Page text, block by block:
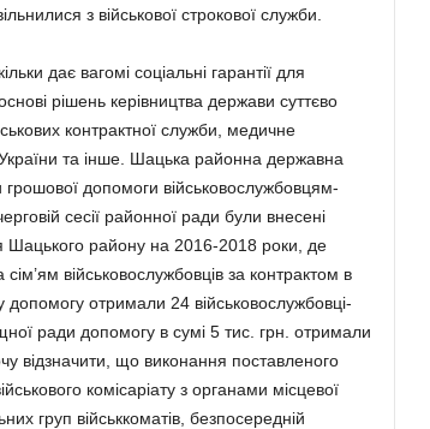
з військової строкової служби.
дає вагомі соціальні гарантії для
рішень керівництва держави суттєво
контрактної служби, медичне
та інше. Шацька районна державна
грошової допомоги військовослужбовцям-
сесії районної ради були внесені
Шацького району на 2016-2018 роки, де
військовослужбовців за контрактом в
отримали 24 військовослужбовці-
ради допомогу в сумі 5 тис. грн. отримали
відзначити, що виконання поставленого
комісаріату з органами місцевої
груп військкоматів, безпосередній